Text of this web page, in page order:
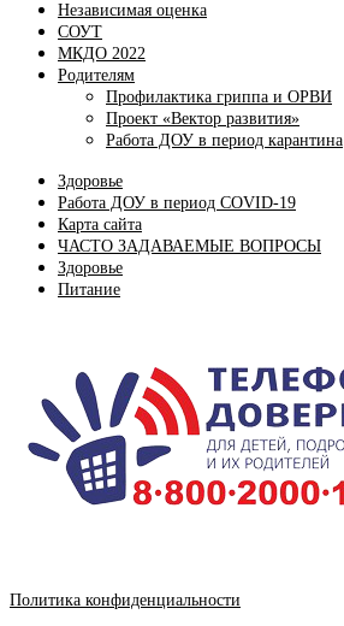
Независимая оценка
СОУТ
МКДО 2022
Родителям
Профилактика гриппа и ОРВИ
Проект «Вектор развития»
Работа ДОУ в период карантина
Здоровье
Работа ДОУ в период COVID-19
Карта сайта
ЧАСТО ЗАДАВАЕМЫЕ ВОПРОСЫ
Здоровье
Питание
Политика конфиденциальности